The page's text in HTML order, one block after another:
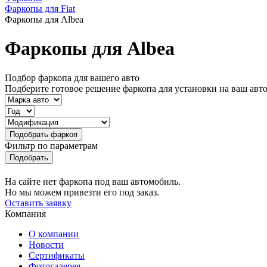
Фаркопы для Fiat
Фаркопы для Albea
Фаркопы для Albea
Подбор фаркопа для вашего авто
Подберите готовое решение фаркопа для установки на ваш
Фильтр по параметрам
На сайте нет фаркопа под ваш автомобиль.
Но мы можем привезти его под заказ.
Оставить заявку
Компания
О компании
Новости
Сертификаты